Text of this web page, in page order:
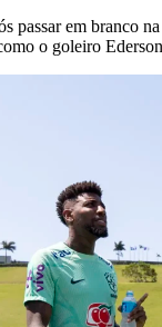
passar em branco
o goleiro